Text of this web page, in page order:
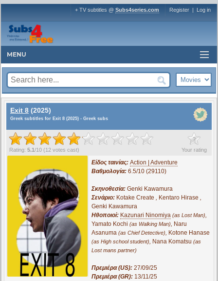
+ TV subtitles @ Subs4series.com Register | Log in
MENU
Exit 8 (2025)
Greek subtitles for Exit 8 (2025) - Greek subs
?
Your rating
Rating: 5.1/10 (12 votes cast)
Είδος ταινίας: Action | Adventure
Βαθμολογία: 6.5/10 (29110)
Σκηνοθεσία: Genki Kawamura
Σενάριο: Kotake Create , Kentaro Hirase ,
Genki Kawamura
Ηθοποιοί: Kazunari Ninomiya (as Lost Man),
Yamato Kochi (as Walking Man), Naru
Asanuma (as Chief Detective), Kotone Hanase
(as High school student), Nana Komatsu (as
Lost mans partner)
Πρεμιέρα (US): 27/09/25
Πρεμιέρα (GR): 13/11/25